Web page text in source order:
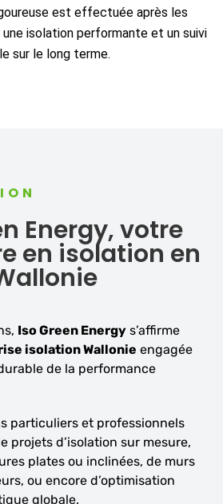
est effectuée après les
une isolation performante et un suivi
sur le long terme.
Energy, votre
en isolation en
Iso Green Energy s’affirme
isolation Wallonie engagée
de la performance
particuliers et professionnels
projets d’isolation sur mesure,
plates ou inclinées, de murs
ou encore d’optimisation
globale.